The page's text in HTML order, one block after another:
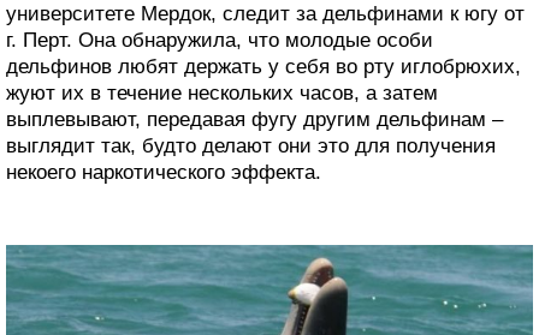
университете Мердок, следит за дельфинами к югу от
г. Перт. Она обнаружила, что молодые особи
дельфинов любят держать у себя во рту иглобрюхих,
жуют их в течение нескольких часов, а затем
выплевывают, передавая фугу другим дельфинам –
выглядит так, будто делают они это для получения
некоего наркотического эффекта.